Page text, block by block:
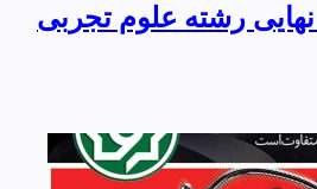
رشته علوم تجربی